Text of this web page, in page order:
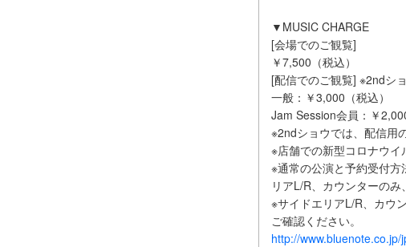
▼MUSIC CHARGE
[会場でのご観覧]
￥7,500（税込）
[配信でのご観覧] ※2ndシ
一般：￥3,000（税込）
Jam Session会員：￥
※2ndショウでは、配信用
※店舗での新型コロナウイ
※通常の公演と予約受付
リアL/R、カウンターのみ
※サイドエリアL/R、カウ
ご確認ください。
http://